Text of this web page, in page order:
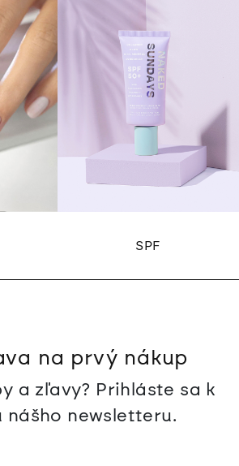
SPF
na prvý nákup
a zľavy? Prihláste sa k
nášho newsletteru.